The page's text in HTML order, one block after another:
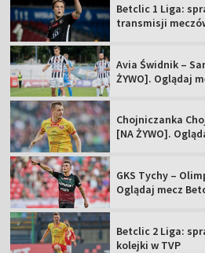
Betclic 1 Liga:
transmisji
Avia Świdnik –
ŻYWO]. Oglądaj
Chojniczanka
[NA ŻYWO].
GKS Tychy –
Oglądaj mecz
Betclic 2 Liga:
kolejki w TVP